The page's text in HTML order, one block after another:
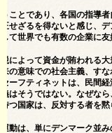
ことであり、各国の指導
せざるを得ないと感じ、
て世界でも有​​数の企業に
によって資金が賄われる
の意味での社会主義、す
ーフティネットは、民間
はそうではない。なぜな
つ国家は、反対する者を黙
動は、単にデンマーク並